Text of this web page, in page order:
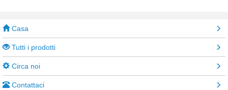
Casa
Tutti i prodotti
Circa noi
Contattaci